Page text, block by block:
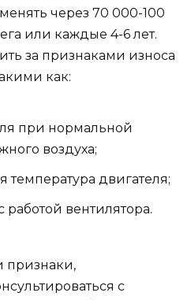
через 70 000-100
или каждые 4-6 лет.
за признаками износа
как:
при нормальной
воздуха;
температура двигателя;
работой вентилятора.
признаки,
с